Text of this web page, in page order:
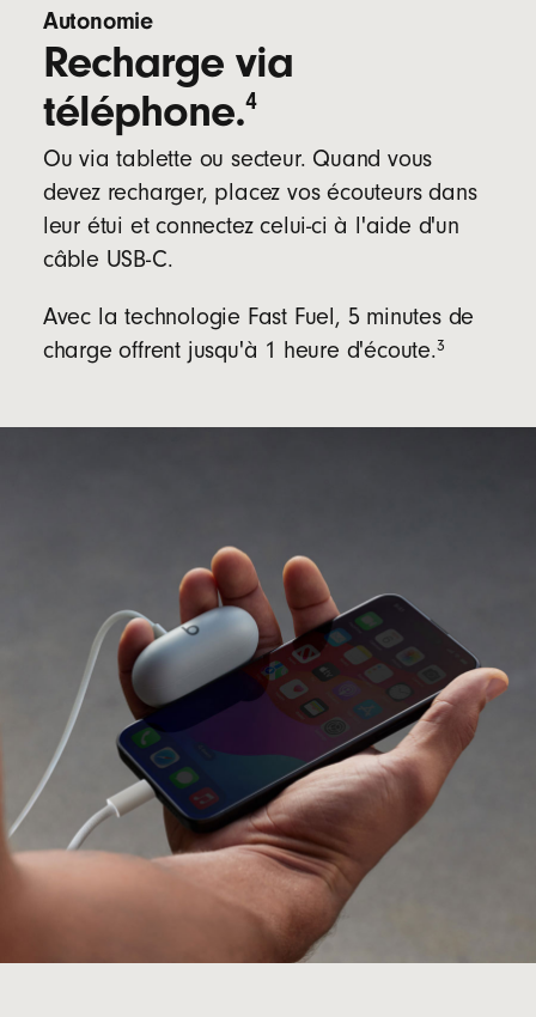
Autonomie
Recharge via
téléphone.4
Ou via tablette ou secteur. Quand vous
devez recharger, placez vos écouteurs dans
leur étui et connectez celui-ci à l'aide d'un
câble USB-C.
Avec la technologie Fast Fuel, 5 minutes de
charge offrent jusqu'à 1 heure d'écoute.3